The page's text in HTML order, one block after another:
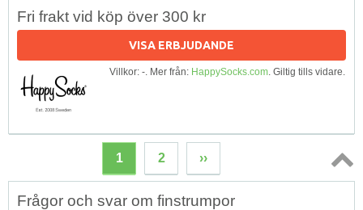
Fri frakt vid köp över 300 kr
VISA ERBJUDANDE
Villkor: -. Mer från: HappySocks.com. Giltig tills vidare.
1 2 ››
Topp
Frågor och svar om finstrumpor